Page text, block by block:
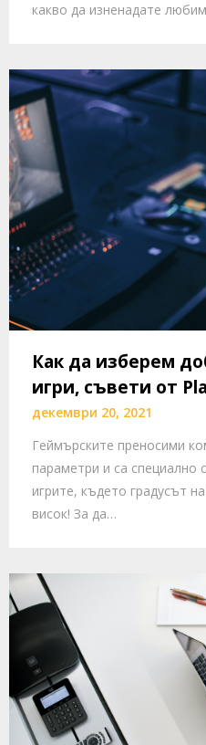
какво да изненадате
Как да изберем
игри, съвети от
декември 20, 2021
Геймърските преносими
параметри и са специално
игрите, където градусът
висок! За да…